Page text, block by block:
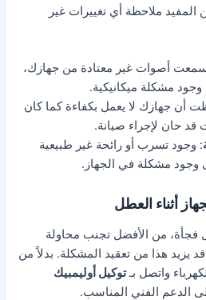
ملاحظة أي تغييرات غير
سمعت أصوات غير معتادة من جهازك،
مشكلة ميكانيكية.
أن جهازك لا يعمل بكفاءة كما كان
حان لإجراء صيانة.
: وجود تسرب أو رائحة غير طبيعية
وجود مشكلة في الجهاز.
فجأة، من الأفضل تجنب محاولة
يزيد هذا من تعقيد المشكلة. بدلاً من
واتصل بـتوكيل أوليمبيك
الدعم الفني المناسب.